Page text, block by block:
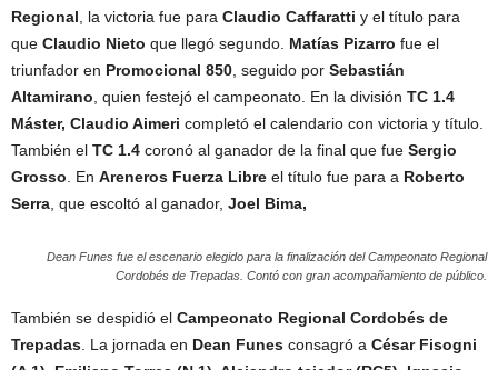
Regional , la victoria fue para Claudio Caffaratti y el título para
que Claudio Nieto que llegó segundo. Matías Pizarro fue el
triunfador en Promocional 850 , seguido por Sebastián
Altamirano , quien festejó el campeonato. En la división TC 1.4
Máster, Claudio Aimeri completó el calendario con victoria y título.
También el TC 1.4 coronó al ganador de la final que fue Sergio
Grosso . En Areneros Fuerza Libre el título fue para a Roberto
Serra , que escoltó al ganador, Joel Bima,
Dean Funes fue el escenario elegido para la finalización del Campeonato Regional
Cordobés de Trepadas. Contó con gran acompañamiento de público.
También se despidió el Campeonato Regional Cordobés de
Trepadas . La jornada en Dean Funes consagró a César Fisogni